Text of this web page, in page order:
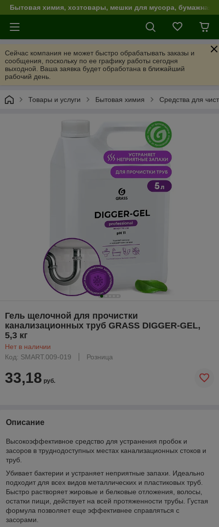
Бытовая химия, хозтовары, мешки для мусора, бумажная
Сейчас компания не может быстро обрабатывать заказы и
сообщения, поскольку по ее графику работы сегодня
выходной. Ваша заявка будет обработана в ближайший
рабочий день.
Товары и услуги Бытовая химия Средства для
Гель щелочной для прочистки
канализационных труб GRASS DIGGER-GEL,
5,3 кг
Нет в наличии
Код: SMART.009-019
Розница
33,18 руб.
Описание
Высокоэффективное средство для устранения пробок и
засоров в труднодоступных местах канализационных стоков и
труб.
Убивает бактерии и устраняет неприятные запахи. Идеально
подходит для всех видов металлических и пластиковых труб.
Быстро растворяет жировые и белковые отложения, волосы,
остатки пищи, действует на всей протяженности трубы. Густая
формула позволяет еще эффективнее справляться с
засорами.